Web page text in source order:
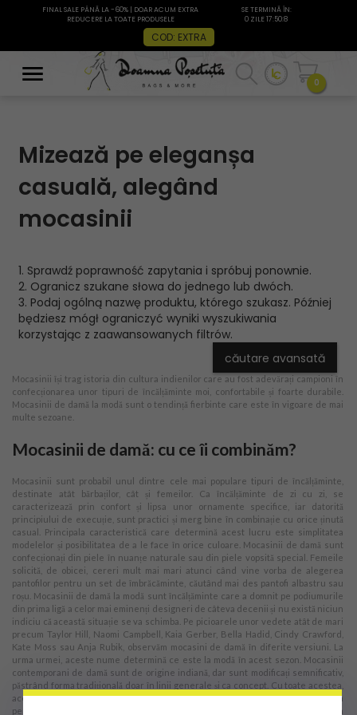
FINAL SALE PÂNĂ LA -60% | DOAR ACUM EXTRA
REDUCERE LA TOATE PRODUSELE
COD: EXTRA
SE TERMINĂ ÎN:
0 ZILE 17:50:7
0
Mizează pe eleganșa
casuală, alegând
mocasinii
1. Sprawdź poprawność zapytania i spróbuj ponownie.
2. Ogranicz szukane słowa do jednego lub dwóch.
3. Podaj ogólną nazwę produktu, którego szukasz. Później
będziesz mógł ograniczyć wyniki wyszukiwania
korzystając z zaawansowanych filtrów.
căutare avansată
Mocasinii își trag istoria din cultura indienilor care au fost adevărați campioni în
confecționarea unor tipuri de încălțăminte moi, confortabile și foarte durabile.
Mocasinii de damă la modă sunt o tendință fierbinte care este în vigoare de mai
multe sezoane.
Mocasinii de damă: cu ce îi combinăm?
Mocasinii sunt probabil unul dintre cele mai populare tipuri de încălțăminte,
destinate atât bărbaților, cât și femeilor. Ca încălțăminte de zi cu zi, se
caracterizează prin confort și lipsa unor ornamente specifice, iar datorită
principiului de execuție, sunt practici și merg bine în combinație cu orice ținută
casual. Principala caracteristică care determină acest lucru este simplitatea
modelelor și posibilitatea de a le face în orice culoare. Mocasinii de damă sunt
confecționați din piele în nuanțe naturale sau din piele vopsită special. Femeile
solicită, de obicei, cereri mult mai mari atunci când vine vorba de alegerea
pantofilor pentru un set de îmbrăcăminte, căutând mai des pantofi albastru sau
roșu. Mocasinii de damă la modă sunt încălțăminte care a domnit pe podiumurile
din prima ligă a celor mai eminenți designeri de câteva decenii și nu există niciun
indiciu că această situație se va schimba. Pe picioarele unor vedete atât de mari
precum Taylor Hill, Naomi Campbell, Kaia Gerber, Bella Hadid, Cindy Crawford,
Kate Moss sau Anja Rubik, observăm mocasini de damă în diferite versiuni. La
urma urmei, aceste nume determină ce este la modă în acest sezon. Mocasinii
contemporani de damă sunt de origine indiană, dar sunt modificați semnificativ,
păstrând forma tradițională doar în linii generale și ca concept. Cu toate acestea,
aceștia sunt încă printre cele mai confortabile modele de încălțăminte purtate în
perioadele de tranziție, când picioarele necesită o protecție mai mare împotriva